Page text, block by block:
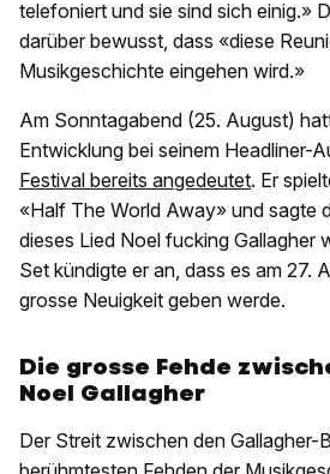
telefoniert und sie sind sich einig.»
darüber bewusst, dass «diese
Musikgeschichte eingehen wird.»
Am Sonntagabend (25. August)
Entwicklung bei seinem Headliner-
Festival bereits angedeutet. Er
«Half The World Away» und sagte
dieses Lied Noel fucking Gallagher
Set kündigte er an, dass es am 27.
grosse Neuigkeit geben werde.
Die grosse Fehde
Noel Gallagher
Der Streit zwischen den Gallagher-